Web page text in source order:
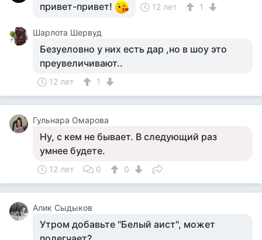
привет-привет! 12 лет 1
Шарлота Шервуд
Безуеловно у них есть дар ,но в шоу это
преувеличивают..
12 лет 1
Гульнара Омарова
Ну, с кем не бывает. В следующий раз
умнее будете.
12 лет 0 0
Алик Сыдыков
Утром добавьте "Белый аист", может